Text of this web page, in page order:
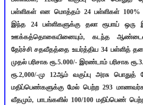
பள்ளிகள் என மொத்தம் 24 பள்ளிகள் 100%
இந்த 24 பள்ளிகளுக்கு தலா ரூபாய்
ஊக்கத்தொகையினையும், கடந்த
தேர்ச்சி சதவீதத்தை உயர்த்திய 34 பள்ளித்
முதல் பரிசாக ரூ.5.000/- இரண்டாம் பரிசாக
ரூ.2,000/-மு 12ஆம் வகுப்பு அரசு பொதுத்
மதிப்பெண்களுக்கு மேல் பெற்ற 293
வீதமும், பாடங்களில் 100/100 மதிப்பெண்